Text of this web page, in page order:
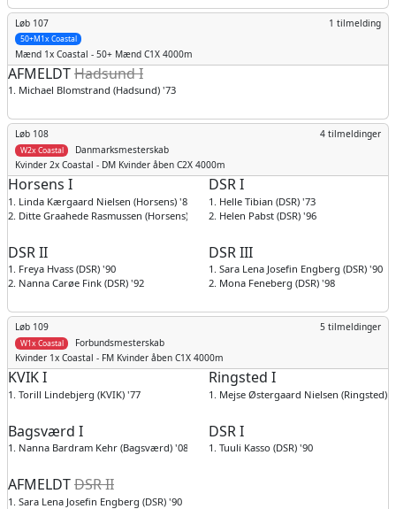
Løb 107 1 tilmelding
50+M1x Coastal
Mænd 1x Coastal - 50+ Mænd C1X 4000m
AFMELDTHadsund I
1. Michael Blomstrand (Hadsund) '73
Løb 108
Danmarksmesterskab
4 tilmeldinger
W2x Coastal
Kvinder 2x Coastal - DM Kvinder åben C2X 4000m
Horsens I
1. Linda Kærgaard Nielsen (Horsens) '80
2. Ditte Graahede Rasmussen (Horsens) '98
DSR I
1. Helle Tibian (DSR) '73
2. Helen Pabst (DSR) '96
DSR II
1. Freya Hvass (DSR) '90
2. Nanna Carøe Fink (DSR) '92
DSR III
1. Sara Lena Josefin Engberg (DSR) '90
2. Mona Feneberg (DSR) '98
Løb 109
Forbundsmesterskab
5 tilmeldinger
W1x Coastal
Kvinder 1x Coastal - FM Kvinder åben C1X 4000m
KVIK I
1. Torill Lindebjerg (KVIK) '77
Ringsted I
1. Mejse Østergaard Nielsen (Ringsted)
Bagsværd I
1. Nanna Bardram Kehr (Bagsværd) '08
DSR I
1. Tuuli Kasso (DSR) '90
AFMELDTDSR II
1. Sara Lena Josefin Engberg (DSR) '90